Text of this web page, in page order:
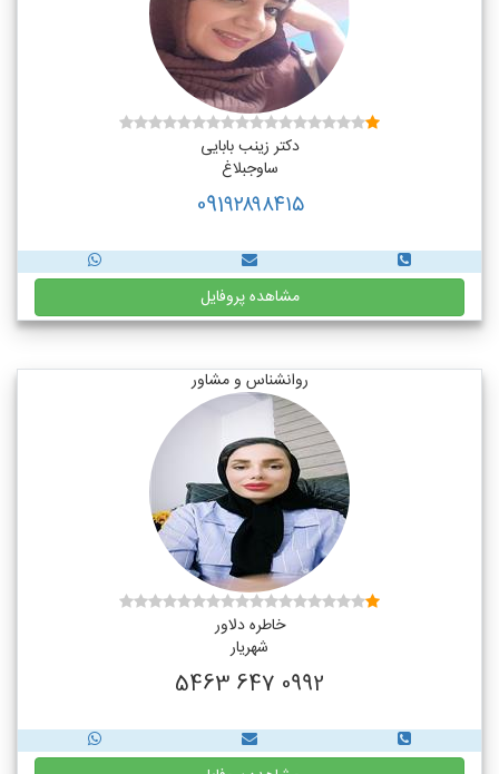
دکتر زینب بابایی
ساوجبلاغ
091۹۲۸۹۸۴۱۵
مشاهده پروفایل
روانشناس و مشاور
خاطره دلاور
شهریار
0992 647 5463